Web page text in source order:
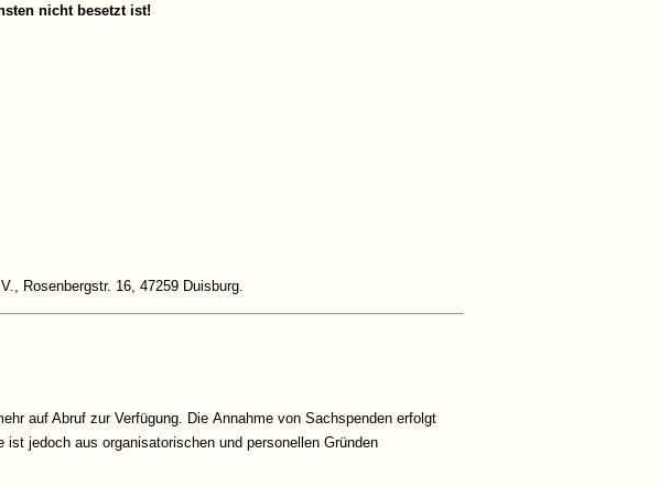
nicht besetzt ist!
Rosenbergstr. 16, 47259 Duisburg.
auf Abruf zur Verfügung. Die Annahme von Sachspenden erfolgt
jedoch aus organisatorischen und personellen Gründen